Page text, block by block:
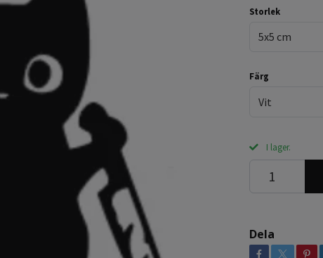
Storlek
5x5 cm
Färg
Vit
I lager.
Dela